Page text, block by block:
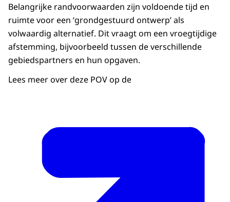
Belangrijke randvoorwaarden zijn voldoende tijd en
ruimte voor een ‘grondgestuurd ontwerp’ als
volwaardig alternatief. Dit vraagt om een vroegtijdige
afstemming, bijvoorbeeld tussen de verschillende
gebiedspartners en hun opgaven.
Lees meer over deze POV op de